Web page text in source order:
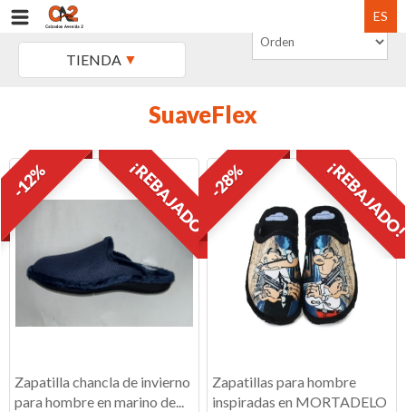
ES
TIENDA
SuaveFlex
¡REBAJADO!
-12%
Zapatilla chancla de invierno
para hombre en marino de...
-28%
Zapatillas para hombre
inspiradas en MORTADELO